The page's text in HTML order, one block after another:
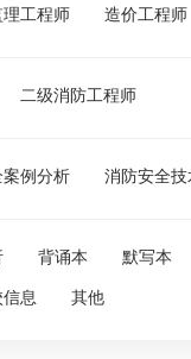
理工程师 造价工程师
二级消防工程师
例分析 消防安全技
背诵本 默写本
息 其他